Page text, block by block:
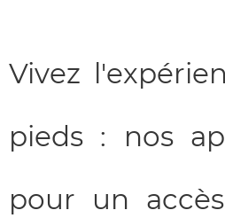
Vivez
pieds : nos
pour un